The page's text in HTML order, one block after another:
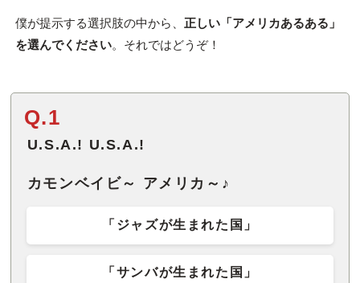
僕が提示する選択肢の中から、 正しい「アメリカあるある」
を選んでください。それではどうぞ！
Q.1
U.S.A.! U.S.A.!
カモンベイビ～ アメリカ～♪
「ジャズが生まれた国」
「サンバが生まれた国」